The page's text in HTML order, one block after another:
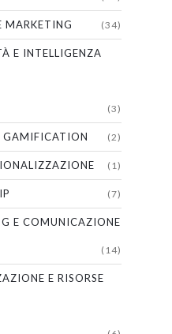
MARKETING (34)
E INTELLIGENZA
(3)
(2)
(1)
(7)
E COMUNICAZIONE
(14)
E RISORSE